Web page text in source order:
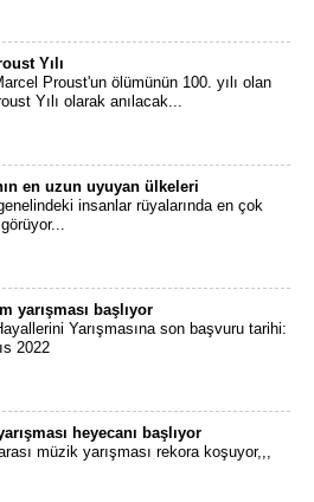
Yılı
Proust'un ölümünün 100. yılı olan
Yılı olarak anılacak...
en uzun uyuyan ülkeleri
insanlar rüyalarında en çok
görüyor...
yarışması başlıyor
Yarışmasına son başvuru tarihi:
2022
heyecanı başlıyor
müzik yarışması rekora koşuyor,,,